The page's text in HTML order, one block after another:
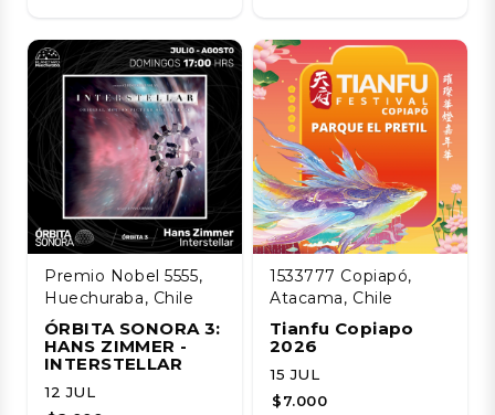
Premio Nobel 5555,
Huechuraba, Chile
ÓRBITA SONORA 3:
HANS ZIMMER -
INTERSTELLAR
12 JUL
1533777 Copiapó,
Atacama, Chile
Tianfu Copiapo
2026
15 JUL
$7.000